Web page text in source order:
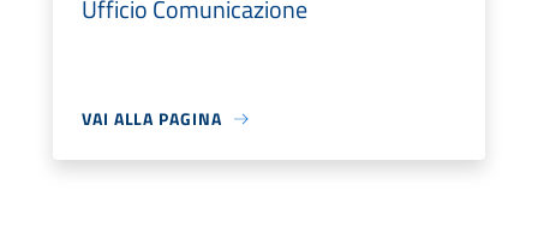
Ufficio Comunicazione
VAI ALLA PAGINA